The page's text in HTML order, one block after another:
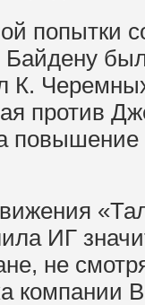
попытки
Байдену
К.
против
ИГ
не
компании